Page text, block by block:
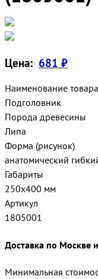
Цена: 681 ₽
Наименование товара
Подголовник
Порода древесины
Липа
Форма (рисунок)
анатомический
Габариты
250х400 мм
Артикул
1805001
Доставка по Москве
Минимальная